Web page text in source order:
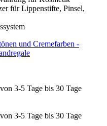
3-5 Tage bis 30 Tage
3-5 Tage bis 30 Tage